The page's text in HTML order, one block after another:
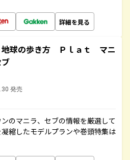
詳細を見る
球の歩き方 Ｐｌａｔ マニ
発売
のマニラ、セブの情報を厳選して
縮したモデルプランや巻頭特集は